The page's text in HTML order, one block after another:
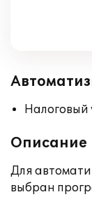
Налоговый
Описание
Для
выбран